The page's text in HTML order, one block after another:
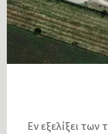
Εν εξελίξει